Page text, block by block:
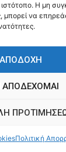
Η μη
να
ΑΠΟΔΟΧΉ
ΑΠΟΔΈΧΟΜΑΙ
Πολιτική